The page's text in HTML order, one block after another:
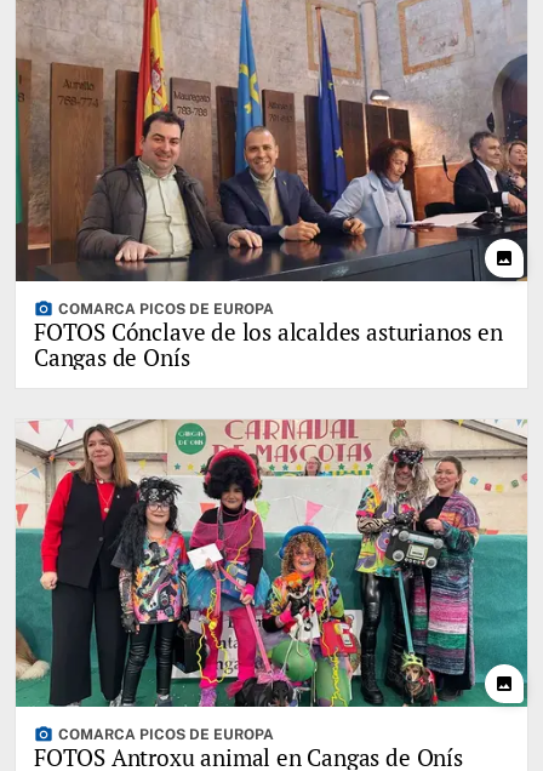
photo
photo_camera COMARCA PICOS DE EUROPA
FOTOS Cónclave de los alcaldes asturianos en
Cangas de Onís
photo
photo_camera COMARCA PICOS DE EUROPA
FOTOS Antroxu animal en Cangas de Onís